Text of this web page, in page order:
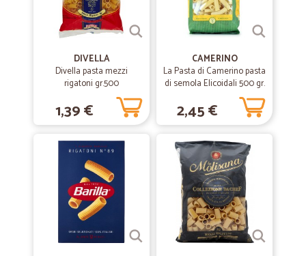
DIVELLA
Divella pasta mezzi
rigatoni gr.500
1,39 €
CAMERINO
La Pasta di Camerino pasta
di semola Elicoidali 500 gr.
2,45 €